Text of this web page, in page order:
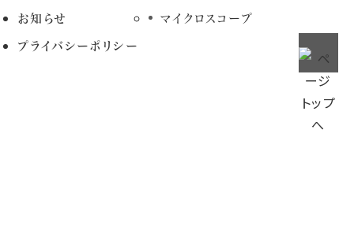
お知らせ
プライバシーポリシー
マイクロスコープ